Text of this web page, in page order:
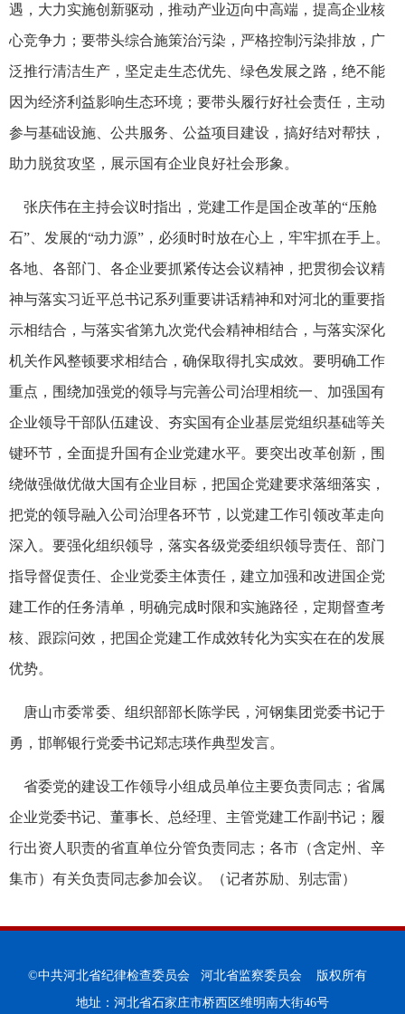
遇，大力实施创新驱动，推动产业迈向中高端，提高企业核
心竞争力；要带头综合施策治污染，严格控制污染排放，广
泛推行清洁生产，坚定走生态优先、绿色发展之路，绝不能
因为经济利益影响生态环境；要带头履行好社会责任，主动
参与基础设施、公共服务、公益项目建设，搞好结对帮扶，
助力脱贫攻坚，展示国有企业良好社会形象。
张庆伟在主持会议时指出，党建工作是国企改革的“压舱
石”、发展的“动力源”，必须时时放在心上，牢牢抓在手上。
各地、各部门、各企业要抓紧传达会议精神，把贯彻会议精
神与落实习近平总书记系列重要讲话精神和对河北的重要指
示相结合，与落实省第九次党代会精神相结合，与落实深化
机关作风整顿要求相结合，确保取得扎实成效。要明确工作
重点，围绕加强党的领导与完善公司治理相统一、加强国有
企业领导干部队伍建设、夯实国有企业基层党组织基础等关
键环节，全面提升国有企业党建水平。要突出改革创新，围
绕做强做优做大国有企业目标，把国企党建要求落细落实，
把党的领导融入公司治理各环节，以党建工作引领改革走向
深入。要强化组织领导，落实各级党委组织领导责任、部门
指导督促责任、企业党委主体责任，建立加强和改进国企党
建工作的任务清单，明确完成时限和实施路径，定期督查考
核、跟踪问效，把国企党建工作成效转化为实实在在的发展
优势。
唐山市委常委、组织部部长陈学民，河钢集团党委书记于
勇，邯郸银行党委书记郑志瑛作典型发言。
省委党的建设工作领导小组成员单位主要负责同志；省属
企业党委书记、董事长、总经理、主管党建工作副书记；履
行出资人职责的省直单位分管负责同志；各市（含定州、辛
集市）有关负责同志参加会议。（记者苏励、别志雷）
©中共河北省纪律检查委员会 河北省监察委员会 版权所有
地址：河北省石家庄市桥西区维明南大街46号